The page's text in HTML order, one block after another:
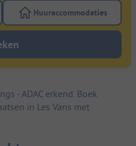
staanplaatsen om te zoeken
Gebruik de
Huuraccommodaties
- ADAC erkend. Boek
in Les Vans met